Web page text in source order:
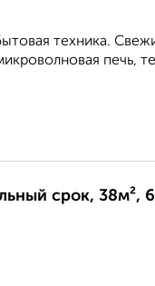
техника.
печь,
срок, 38м²,